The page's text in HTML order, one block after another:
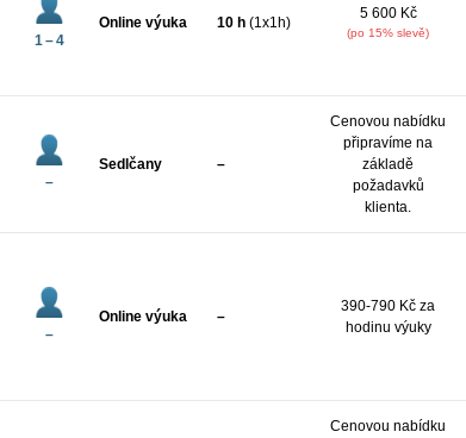
1 – 4
Online výuka 10 h (1x1h)
5 600 Kč
(po 15% slevě)
–
Sedlčany –
Cenovou nabídku
připravíme na
základě
požadavků
klienta.
–
Online výuka –
390-790 Kč za
hodinu výuky
Cenovou nabídku